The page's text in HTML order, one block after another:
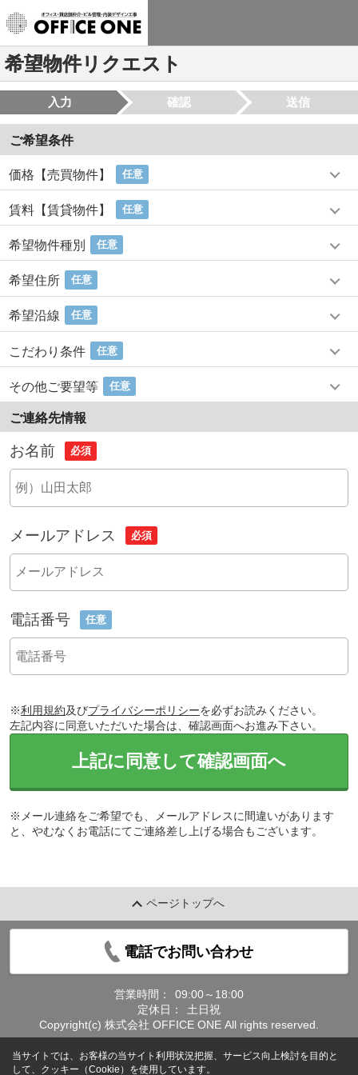
希望物件リクエスト
入力 確認 送信
ご希望条件
価格【売買物件】 任意
賃料【賃貸物件】 任意
希望物件種別 任意
希望住所 任意
希望沿線 任意
こだわり条件 任意
その他ご要望等 任意
ご連絡先情報
お名前 必須
メールアドレス 必須
電話番号 任意
※利用規約及びプライバシーポリシーを必ずお読みください。
左記内容に同意いただいた場合は、確認画面へお進み下さい。
上記に同意して確認画面へ
※メール連絡をご希望でも、メールアドレスに間違いがあります
と、やむなくお電話にてご連絡差し上げる場合もございます。
ページトップへ
電話でお問い合わせ
営業時間：
09:00～18:00
定休日：
土日祝
Copyright(c) 株式会社 OFFICE ONE All rights reserved.
当サイトでは、お客様の当サイト利用状況把握、サービス向上検討を目的と
して、クッキー（Cookie）を使用しています。